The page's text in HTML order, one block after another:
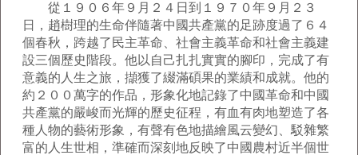
從１９０６年９月２４日到１９７０年９月２３
日，趙樹理的生命伴隨著中國共產黨的足跡度過了６４
個春秋，跨越了民主革命、社會主義革命和社會主義建
設三個歷史階段。他以自己扎扎實實的腳印，完成了有
意義的人生之旅，擷獲了綴滿碩果的業績和成就。他的
約２００萬字的作品，形象化地記錄了中國革命和中國
共產黨的嚴峻而光輝的歷史征程，有血有肉地塑造了各
種人物的藝術形象，有聲有色地描繪風云變幻、駁雜繁
富的人生世相，準確而深刻地反映了中國農村近半個世